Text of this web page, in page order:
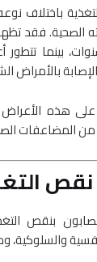
باختلاف
الصحية. فقد
بينما
بالأمراض
على هذه
من المضاعفات
نقص
بنقص
والسلوكية،